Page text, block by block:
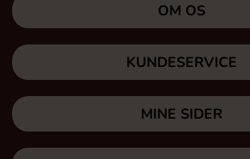
OM OS
KUNDESERVICE
MINE SIDER